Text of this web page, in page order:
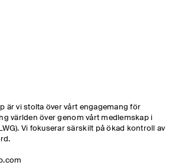
är vi stolta över vårt engagemang för
världen över genom vårt medlemskap i
Vi fokuserar särskilt på ökad kontroll av